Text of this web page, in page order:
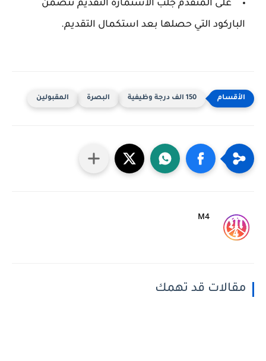
على المتقدم جلب الاستمارة التقديم تتضمن
الباركود التي حصلها بعد استكمال التقديم.
150 الف درجة وظيفية البصرة المقبولين
M4
مقالات قد تهمك